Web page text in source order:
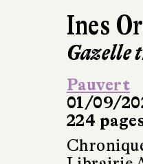
Ines
Gazelle
Pauvert
01/09/
224